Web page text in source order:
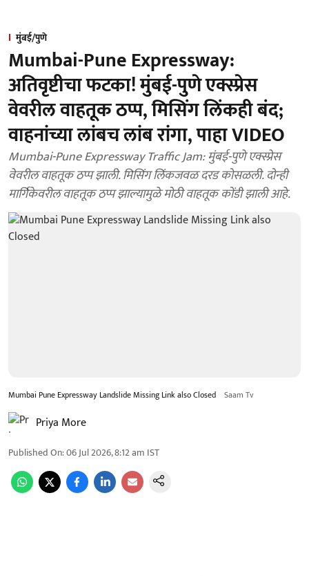
मुंबई/पुणे
Mumbai-Pune Expressway:
अतिवृष्टीचा फटका! मुंबई-पुणे एक्स्प्रेस
वेवरील वाहतूक ठप्प, मिसिंग लिंकही बंद;
वाहनांच्या लांबच लांब रांगा, पाहा VIDEO
Mumbai-Pune Expressway Traffic Jam: मुंबई-पुणे एक्स्प्रेस
वेवरील वाहतूक ठप्प झाली. मिसिंग लिंकजवळ दरड कोसळली. दोन्ही
मार्गिकेवरील वाहतूक ठप्प झाल्यामुळे मोठी वाहतूक कोंडी झाली आहे.
Mumbai Pune Expressway Landslide Missing Link also Closed Saam Tv
Priya More
Published On:06 Jul 2026, 8:12 am IST